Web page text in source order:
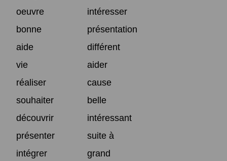
oeuvre
intéresser
bonne
présentation
aide
différent
vie
aider
réaliser
cause
souhaiter
belle
découvrir
intéressant
présenter
suite à
intégrer
grand